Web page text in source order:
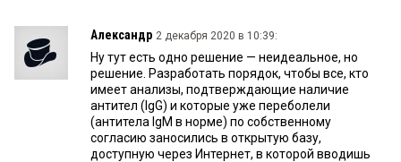
Александр 2 декабря 2020 в 10:39:
Ну тут есть одно решение — неидеальное, но
решение. Разработать порядок, чтобы все, кто
имеет анализы, подтверждающие наличие
антител (IgG) и которые уже переболели
(антитела IgM в норме) по собственному
согласию заносились в открытую базу,
доступную через Интернет, в которой вводишь